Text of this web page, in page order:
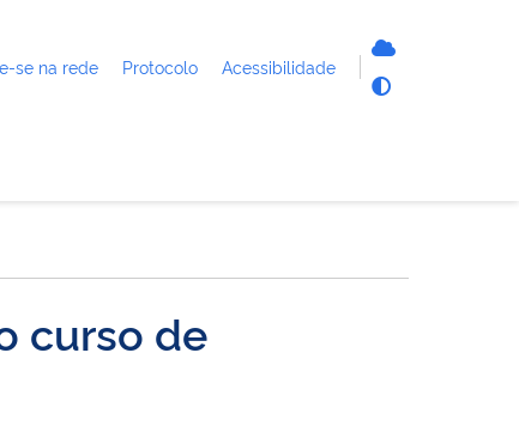
se na rede Protocolo Acessibilidade
curso de